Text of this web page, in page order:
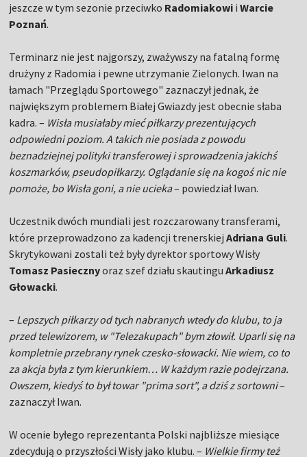
jeszcze w tym sezonie przeciwko Radomiakowi iWarcie
Poznań.
Terminarz nie jest najgorszy, zważywszy na fatalną formę
drużyny z Radomia i pewne utrzymanie Zielonych. Iwan na
łamach "Przeglądu Sportowego" zaznaczył jednak, że
największym problemem Białej Gwiazdy jest obecnie słaba
kadra. – Wisła musiałaby mieć piłkarzy prezentujących
odpowiedni poziom. A takich nie posiada z powodu
beznadziejnej polityki transferowej i sprowadzenia jakichś
koszmarków, pseudopiłkarzy. Oglądanie się na kogoś nic nie
pomoże, bo Wisła goni, a nie ucieka– powiedział Iwan.
Uczestnik dwóch mundiali jest rozczarowany transferami,
które przeprowadzono za kadencji trenerskiejAdriana Guli.
Skrytykowani zostali też były dyrektor sportowy Wisły
Tomasz Pasiecznyoraz szef działu skautingu Arkadiusz
Głowacki.
– Lepszych piłkarzy od tych nabranych wtedy do klubu, to ja
przed telewizorem, w "Telezakupach" bym złowił. Uparli się na
kompletnie przebrany rynek czesko-słowacki. Nie wiem, co to
za akcja była z tym kierunkiem… W każdym razie podejrzana.
Owszem, kiedyś to był towar "prima sort", a dziś z sortowni–
zaznaczył Iwan.
W ocenie byłego reprezentanta Polski najbliższe miesiące
zdecydują o przyszłości Wisły jako klubu. – Wielkie firmy też